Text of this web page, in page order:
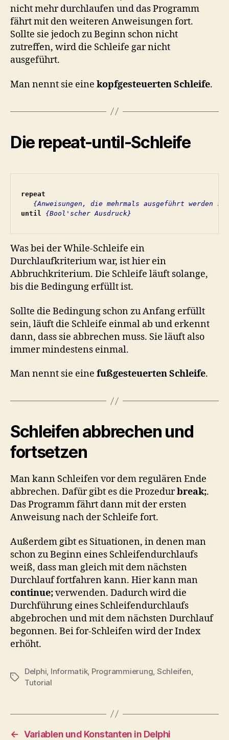
nicht mehr durchlaufen und das Programm
fährt mit den weiteren Anweisungen fort.
Sollte sie jedoch zu Beginn schon nicht
zutreffen, wird die Schleife gar nicht
ausgeführt.
Man nennt sie eine kopfgesteuerten Schleife.
Die repeat-until-Schleife
repeat
{Anweisungen, die mehrmals ausgeführt werden
until
{Bool'scher Ausdruck}
Was bei der While-Schleife ein
Durchlaufkriterium war, ist hier ein
Abbruchkriterium. Die Schleife läuft solange,
bis die Bedingung erfüllt ist.
Sollte die Bedingung schon zu Anfang erfüllt
sein, läuft die Schleife einmal ab und erkennt
dann, dass sie abbrechen muss. Sie läuft also
immer mindestens einmal.
Man nennt sie eine fußgesteuerten Schleife.
Schleifen abbrechen und
fortsetzen
Man kann Schleifen vor dem regulären Ende
abbrechen. Dafür gibt es die Prozedurbreak;.
Das Programm fährt dann mit der ersten
Anweisung nach der Schleife fort.
Außerdem gibt es Situationen, in denen man
schon zu Beginn eines Schleifendurchlaufs
weiß, dass man gleich mit dem nächsten
Durchlauf fortfahren kann. Hier kann man
continue;verwenden. Dadurch wird die
Durchführung eines Schleifendurchlaufs
abgebrochen und mit dem nächsten Durchlauf
begonnen. Bei for-Schleifen wird der Index
erhöht.
Schlagwörter
Delphi, Informatik, Programmierung, Schleifen,
Tutorial
← Variablen und Konstanten in Delphi